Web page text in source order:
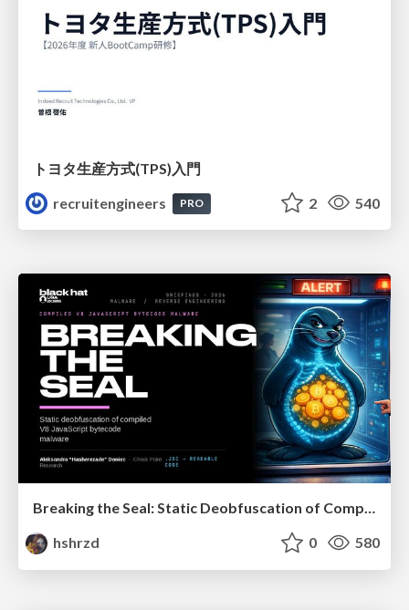
トヨタ⽣産⽅式(TPS)⼊⾨
recruitengineers
PRO 2 540
Breaking the Seal: Static Deobfuscation of Compiled V8 JavaScript Bytecode Malware
hshrzd
0 580